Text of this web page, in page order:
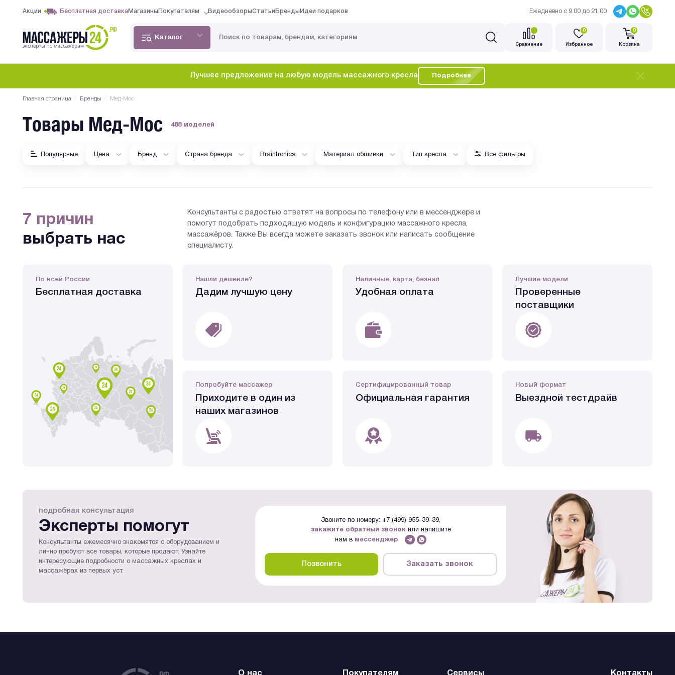
Акции Бесплатная доставкаМагазины Покупателям ВидеообзорыСтатьи Бренды Идеи подарков Ежедневно с 9.00 до 21.00
Каталог
Cравнение
0
Избранное
0
Корзина
Лучшее предложение на любую модель массажного кресла Подробнее
Главная страница / Бренды / Мед-Мос
Товары Мед-Мос 488 моделей
Популярные Цена Бренд Страна бренда Braintronics Материал обшивки Тип кресла Все фильтры
7 причин
выбрать нас
Консультанты с радостью ответят на вопросы по телефону или в мессенджере и
помогут подобрать подходящую модель и конфигурацию массажного кресла,
массажёров. Также Вы всегда можете заказать звонок или написать сообщение
специалисту.
По всей России
Бесплатная доставка
Нашли дешевле?
Дадим лучшую цену
Наличные, карта, безнал
Удобная оплата
Лучшие модели
Проверенные
поставщики
Попробуйте массажер
Приходите в один из
наших магазинов
Сертифицированный товар
Официальная гарантия
Новый формат
Выездной тестдрайв
подробная консультация
Эксперты помогут
Консультанты ежемесячно знакомятся с оборудованием и
лично пробуют все товары, которые продают. Узнайте
интересующие подробности о массажных креслах и
массажёрах из первых уст.
Звоните по номеру: +7 (499) 955-39-39,
закажите обратный звонокили напишите
нам в мессенджер
Позвонить Заказать звонок
О нас Покупателям Сервисы Контакты